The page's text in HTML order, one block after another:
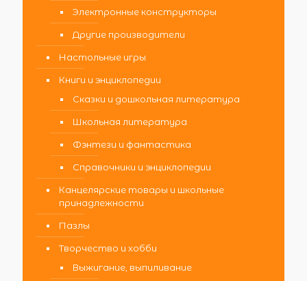
Электронные конструкторы
Другие производители
Настольные игры
Книги и энциклопедии
Сказки и дошкольная литература
Школьная литература
Фэнтези и фантастика
Справочники и энциклопедии
Канцелярские товары и школьные
принадлежности
Пазлы
Творчество и хобби
Выжигание, выпиливание